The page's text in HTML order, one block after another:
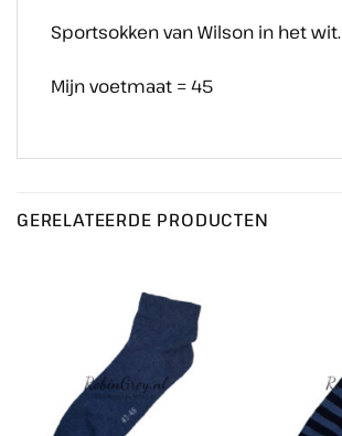
Sportsokken van Wilson in het wit.
Mijn voetmaat = 45
GERELATEERDE PRODUCTEN